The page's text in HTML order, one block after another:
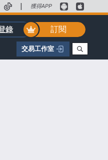
| 獲得APP
錄
訂閱
交易工作室